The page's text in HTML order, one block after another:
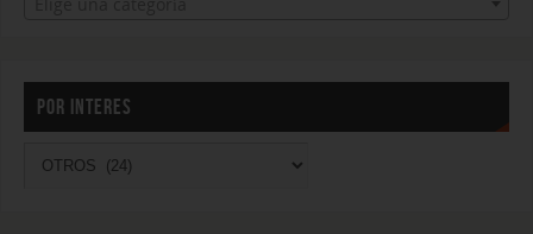
POR INTERES